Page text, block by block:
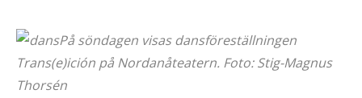
På söndagen visas dansföreställningen
Trans(e)ición på Nordanåteatern. Foto: Stig-Magnus
Thorsén